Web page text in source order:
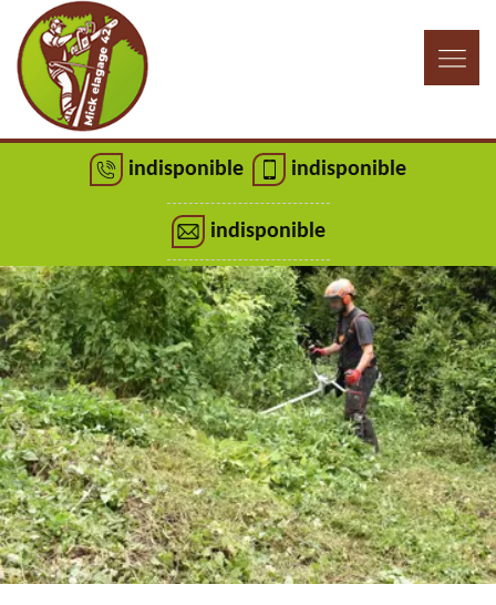
indisponible indisponible
indisponible